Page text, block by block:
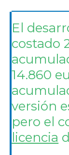
El
costado
14.860
versión
pero el
licencia